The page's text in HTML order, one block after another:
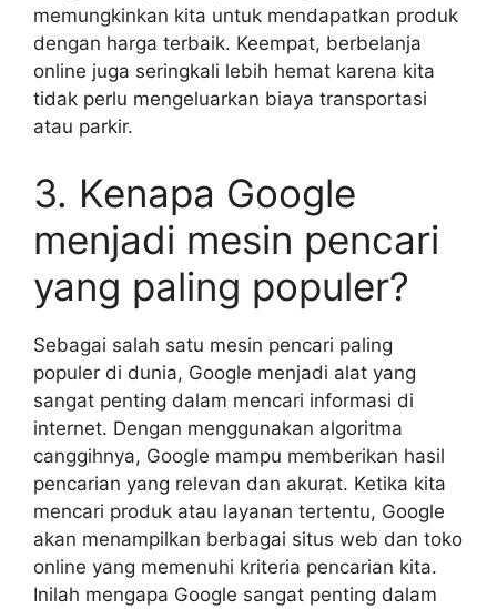
memungkinkan kita untuk mendapatkan produk
dengan harga terbaik. Keempat, berbelanja
online juga seringkali lebih hemat karena kita
tidak perlu mengeluarkan biaya transportasi
atau parkir.
3. Kenapa Google
menjadi mesin pencari
yang paling populer?
Sebagai salah satu mesin pencari paling
populer di dunia, Google menjadi alat yang
sangat penting dalam mencari informasi di
internet. Dengan menggunakan algoritma
canggihnya, Google mampu memberikan hasil
pencarian yang relevan dan akurat. Ketika kita
mencari produk atau layanan tertentu, Google
akan menampilkan berbagai situs web dan toko
online yang memenuhi kriteria pencarian kita.
Inilah mengapa Google sangat penting dalam